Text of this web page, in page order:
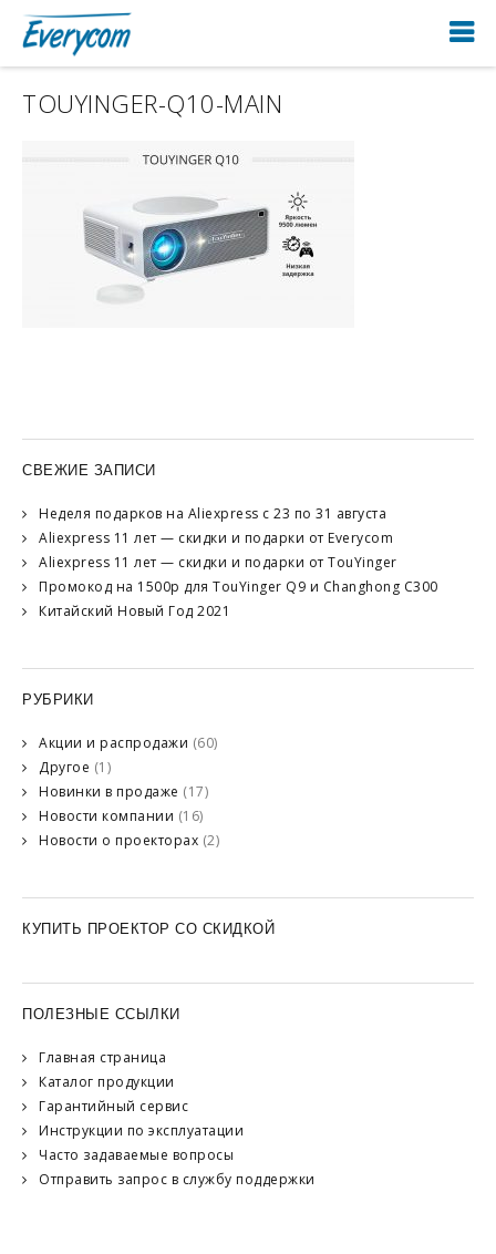
TOUYINGER-Q10-MAIN
СВЕЖИЕ ЗАПИСИ
Неделя подарков на Aliexpress с 23 по 31 августа
Aliexpress 11 лет — скидки и подарки от Everycom
Aliexpress 11 лет — скидки и подарки от TouYinger
Промокод на 1500р для TouYinger Q9 и Changhong C300
Китайский Новый Год 2021
РУБРИКИ
Акции и распродажи (60)
Другое (1)
Новинки в продаже (17)
Новости компании (16)
Новости о проекторах (2)
КУПИТЬ ПРОЕКТОР СО СКИДКОЙ
ПОЛЕЗНЫЕ ССЫЛКИ
Главная страница
Каталог продукции
Гарантийный сервис
Инструкции по эксплуатации
Часто задаваемые вопросы
Отправить запрос в службу поддержки